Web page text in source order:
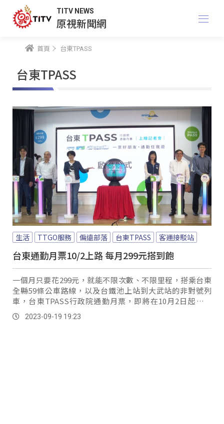
TITV NEWS
原視新聞網
首頁 台東TPASS
台東TPASS
生活 TTGO服務 偏遠部落 台東TPASS 客運接駁站
台東通勤月票10/2上路 每月299元搭到飽
一個月只要花299元，就能不限次數、不限里程，搭乘台東
全縣59條公車路線，以及台鐵池上站到大武站的非對號列
車，台東TPASS行政院通勤月票，即將在10月2日起試營
運，對偏鄉居民來說實在很心動。
2023-09-19 19:23